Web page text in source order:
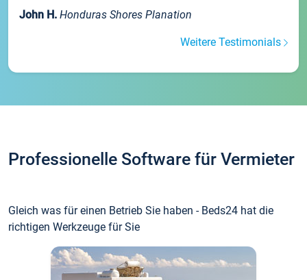
John H. Honduras Shores Planation
Weitere Testimonials
Professionelle Software für Vermieter
Gleich was für einen Betrieb Sie haben - Beds24 hat die
richtigen Werkzeuge für Sie